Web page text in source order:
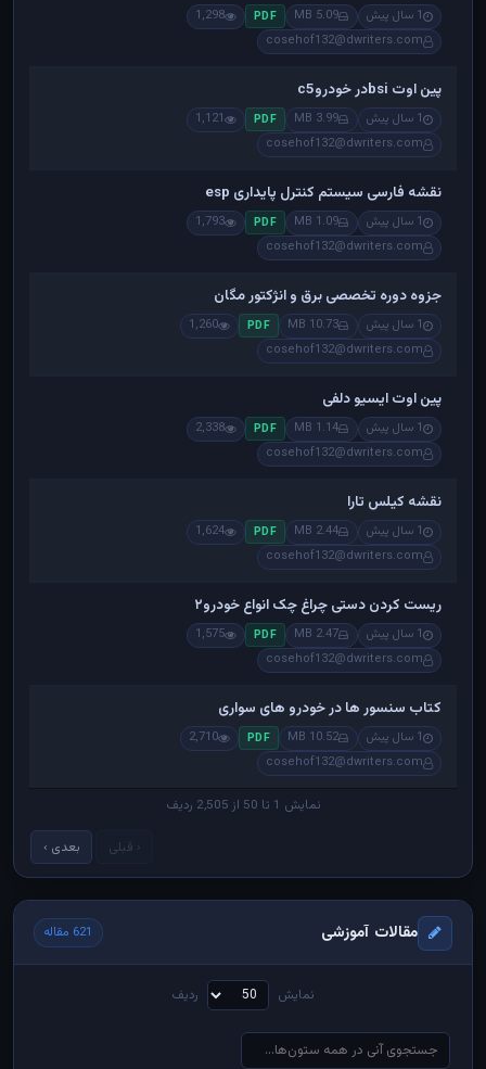
1 سال پیش 5.09 MB
PDF
1,298
cosehof132@dwriters.com
پین اوت bsiدر خودروc5
1 سال پیش 3.99 MB
PDF
1,121
cosehof132@dwriters.com
نقشه فارسی سیستم کنترل پایداری esp
1 سال پیش 1.09 MB
PDF
1,793
cosehof132@dwriters.com
جزوه دوره تخصصی برق و انژکتور مگان
1 سال پیش 10.73 MB
PDF
1,260
cosehof132@dwriters.com
پین اوت ایسیو دلفی
1 سال پیش 1.14 MB
PDF
2,338
cosehof132@dwriters.com
نقشه کیلس تارا
1 سال پیش 2.44 MB
PDF
1,624
cosehof132@dwriters.com
ریست کردن دستی چراغ چک انواع خودرو۲
1 سال پیش 2.47 MB
PDF
1,575
cosehof132@dwriters.com
کتاب سنسور ها در خودرو های سواری
1 سال پیش 10.52 MB
PDF
2,710
cosehof132@dwriters.com
نمایش 1 تا 50 از 2,505 ردیف
‹ قبلی بعدی ›
مقالات آموزشی 621 مقاله
نمایش ردیف